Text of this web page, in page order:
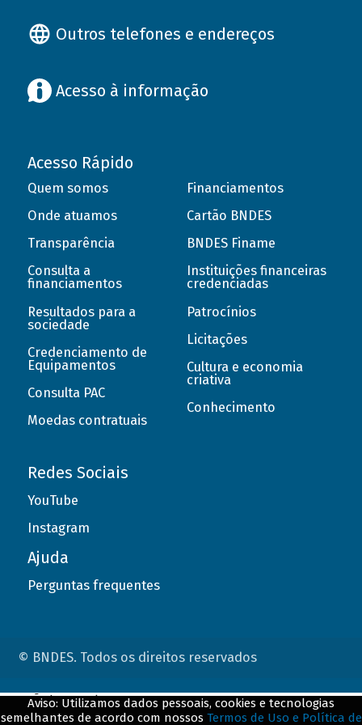
Outros telefones e endereços
Acesso à informação
Acesso Rápido
Quem somos
Onde atuamos
Transparência
Consulta a
financiamentos
Resultados para a
sociedade
Credenciamento de
Equipamentos
Consulta PAC
Moedas contratuais
Financiamentos
Cartão BNDES
BNDES Finame
Instituições financeiras
credenciadas
Patrocínios
Licitações
Cultura e economia
criativa
Conhecimento
Redes Sociais
YouTube
Instagram
Ajuda
Perguntas frequentes
© BNDES. Todos os direitos reservados
Aviso: Utilizamos dados pessoais, cookies e tecnologias
semelhantes de acordo com nossos Termos de Uso e Política de
ConteÃºdo complementar